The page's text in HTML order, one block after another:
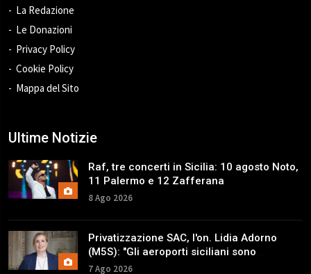
La Redazione
Le Donazioni
Privacy Policy
Cookie Policy
Mappa del Sito
Ultime Notizie
Raf, tre concerti in Sicilia: 10 agosto Noto,
11 Palermo e 12 Zafferana
8 Ago 2026
Privatizzazione SAC, l'on. Lidia Adorno
(M5S): "Gli aeroporti siciliani sono
patrimonio strategico"
7 Ago 2026